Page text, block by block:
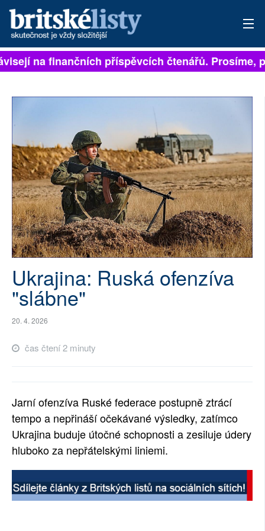
PŘIHLÁSIT
ROZHOVORY
TÉMATA
NEJČTENĚJŠÍ ZA 7 DNÍ
AUTOŘI
PŘÍSPĚVKY NA PROVOZ
SOCIÁLNÍ SÍTĚ
RUBRIKY
na finančních příspěvcích čtenářů. Prosíme,
Ukrajina: Ruská ofenzíva
"slábne"
20. 4. 2026
čas čtení 2 minuty
Jarní ofenzíva Ruské federace postupně ztrácí
tempo a nepřináší očekávané výsledky, zatímco
Ukrajina buduje útočné schopnosti a zesiluje údery
hluboko za nepřátelskými liniemi.